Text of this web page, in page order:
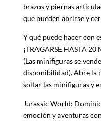
brazos y piernas
que pueden abrirse y
Y qué puede hacer con
¡TRAGARSE HASTA
(Las minifiguras se
disponibilidad). Abre la
soltar las minifiguras y
Jurassic World:
emoción y aventuras